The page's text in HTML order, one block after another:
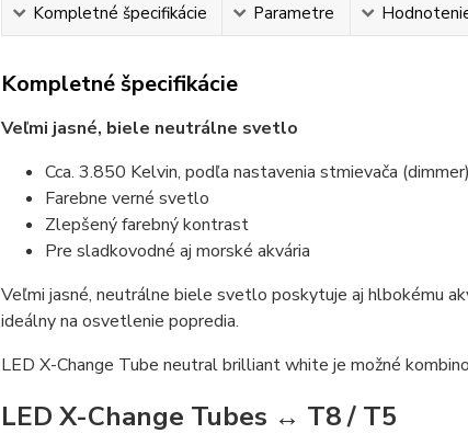
Kompletné špecifikácie Parametre
Kompletné špecifikácie
Veľmi jasné, biele neutrálne svetlo
Cca. 3.850 Kelvin, podľa nastavenia stmievača (dimmer)
Farebne verné svetlo
Zlepšený farebný kontrast
Pre sladkovodné aj morské akvária
Veľmi jasné, neutrálne biele svetlo poskytuje aj hlbokému
ideálny na osvetlenie popredia.
LED X-Change Tube neutral brilliant white je možné
LED X-Change Tubes ↔ T8 / T5